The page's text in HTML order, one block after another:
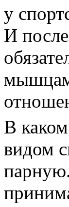
у
И
В
видом